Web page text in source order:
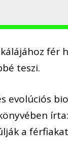
fér
teszi.
evolúciós
a